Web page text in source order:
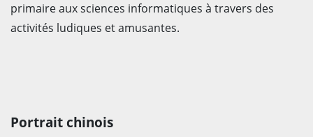
primaire aux sciences informatiques à travers des
activités ludiques et amusantes.
Portrait chinois